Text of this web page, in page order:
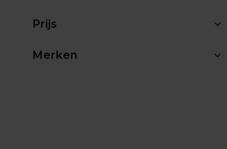
Prijs
Merken